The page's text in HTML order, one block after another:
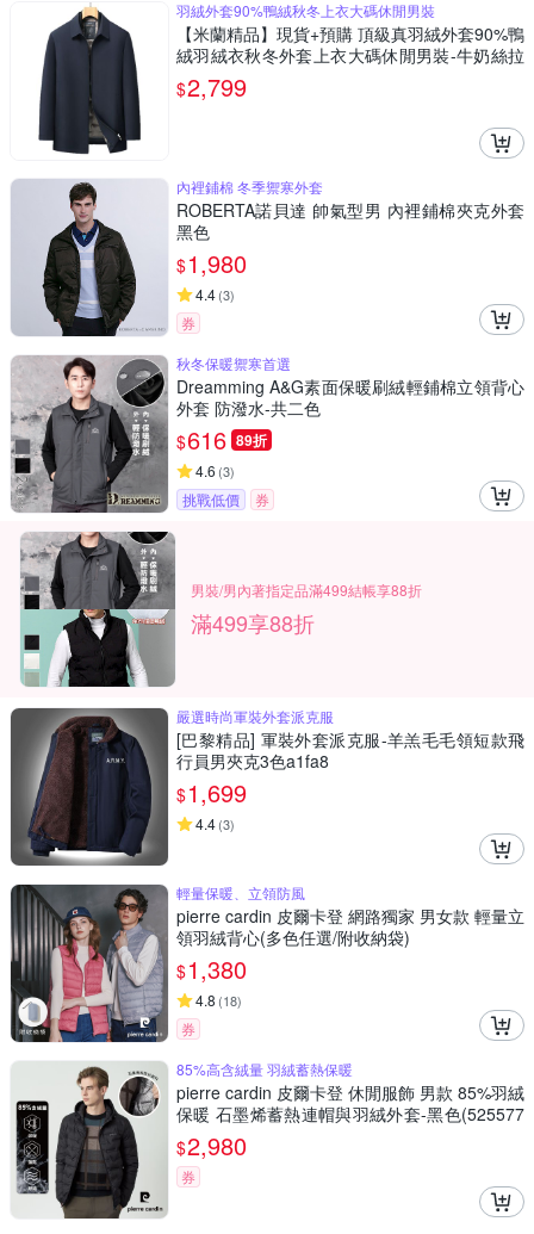
羽絨外套90%鴨絨秋冬上衣大碼休閒男裝
【米蘭精品】現貨+預購 頂級真羽絨外套90%鴨
絨羽絨衣秋冬外套上衣大碼休閒男裝-牛奶絲拉
鍊款2色74mt100
$2,799
內裡鋪棉 冬季禦寒外套
ROBERTA諾貝達 帥氣型男 內裡鋪棉夾克外套
黑色
$1,980
4.4(3)
券
秋冬保暖禦寒首選
Dreamming A&G素面保暖刷絨輕鋪棉立領背心
外套 防潑水-共二色
$616 89折
4.6 (3)
挑戰低價 券
男裝/男內著指定品滿499結帳享88折
滿499享88折
嚴選時尚軍裝外套派克服
[巴黎精品] 軍裝外套派克服-羊羔毛毛領短款飛
行員男夾克3色a1fa8
$1,699
4.4(3)
輕量保暖、立領防風
pierre cardin 皮爾卡登 網路獨家 男女款 輕量立
領羽絨背心(多色任選/附收納袋)
$1,380
4.8 (18)
券
85%高含絨量 羽絨蓄熱保暖
pierre cardin 皮爾卡登 休閒服飾 男款 85%羽絨
保暖 石墨烯蓄熱連帽與羽絨外套-黑色(525577
1-99)
$2,980
券